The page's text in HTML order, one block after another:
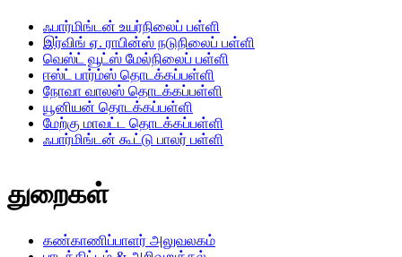
ஃபார்மிங்டன் உயர்நிலைப் பள்ளி
இர்விங் ஏ. ராபின்ஸ் நடுநிலைப் பள்ளி
வெஸ்ட் வூட்ஸ் மேல்நிலைப் பள்ளி
ஈஸ்ட் பார்ம்ஸ் தொடக்கப்பள்ளி
நோவா வாலஸ் தொடக்கப்பள்ளி
யூனியன் தொடக்கப்பள்ளி
மேற்கு மாவட்ட தொடக்கப்பள்ளி
ஃபார்மிங்டன் கூட்டு பாலர் பள்ளி
துறைகள்
கண்காணிப்பாளர் அலுவலகம்